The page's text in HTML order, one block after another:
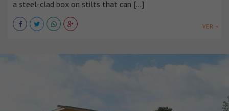
a steel-clad box on stilts that can [...]
VER +